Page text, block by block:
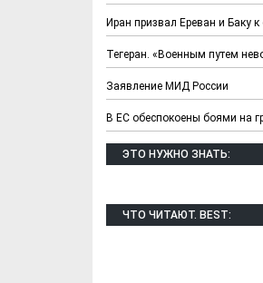
Иран призвал Ереван и Баку
Тегеран. «Военным путем
Заявление МИД России
В ЕС обеспокоены боями на
ЭТО НУЖНО ЗНАТЬ:
ЧТО ЧИТАЮТ. BEST: